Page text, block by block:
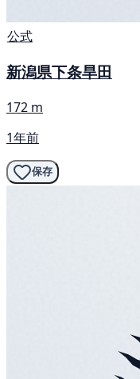
公式
新潟県下条旱田
172 m
1年前
保存